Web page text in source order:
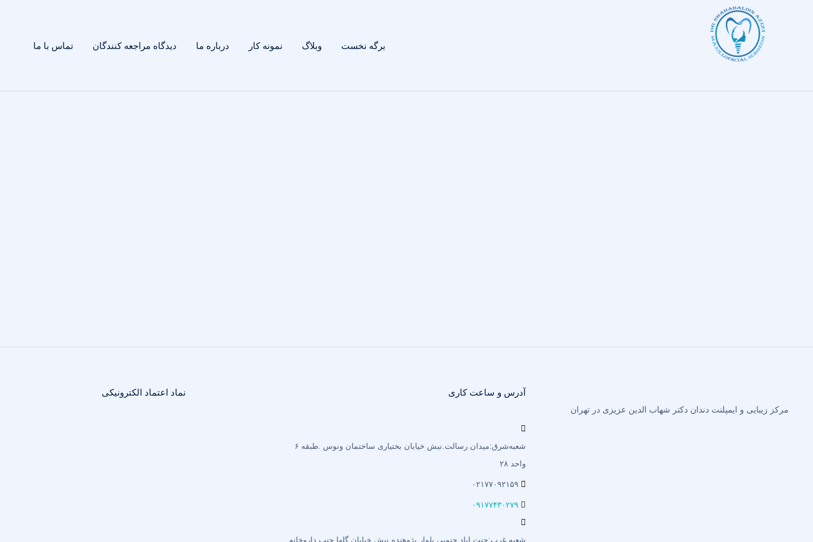
برگه نخست وبلاگ نمونه کار درباره ما دیدگاه مراجعه کنندگان تماس با ما
مرکز زیبایی و ایمپلنت دندان دکتر شهاب الدین عزیزی در تهران
آدرس و ساعت کاری
شعبه‌شرق:میدان رسالت.نبش خیابان بختیاری‌ ساختمان ونوس .طبقه ۶
واحد ۲۸
۰۲۱۷۷۰۹۲۱۵۹
۰۹۱۷۷۴۳۰۲۷۹
شعبه غرب:جنت اباد جنوبی بلوار پژوهنده.نبش خیابان گلها جنب داروخانه
نماد اعتماد الکترونیکی